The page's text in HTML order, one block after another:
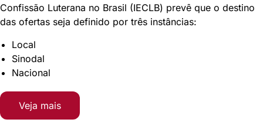
Confissão Luterana no Brasil (IECLB) prevê que o destino
das ofertas seja definido por três instâncias:
Local
Sinodal
Nacional
Veja mais